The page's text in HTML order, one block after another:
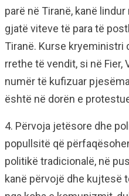
parë në Tiranë, kanë
gjatë viteve të para të
Tiranë. Kurse kryeministri
rrethe të vendit, si në Fier,
numër të kufizuar
është në dorën e
4. Përvoja jetësore dhe
popullsitë që
politikë tradicionalë, në
kanë përvojë dhe kujtesë